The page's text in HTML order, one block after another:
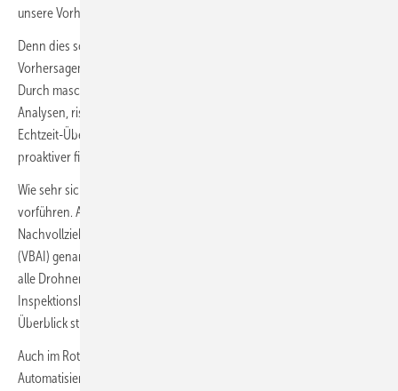
unsere Vorhersagemodelle eingespeist“ werden.
Denn dies soll die neue Zielrichtung im Service sein: Mit intelligenten
Vorhersagemodellen die Zeiten und Kosten der Wartung reduzieren.
Durch maschinelles Lernen, fortschrittliche Simulationen und
Analysen, risikobasierte Inspektionen, präventive Upgrades und
Echtzeit-Überwachung soll der Instandhaltungsdienst die Anlage
proaktiver fit halten und Schäden vorbeugen.
Wie sehr sich der Service im Detail verändert, wird SGRE also
vorführen. Als erstes sollen die Kunden aber mehr
Nachvollziehbarkeit gewinnen. Eine Visual Based Asset Integrity
(VBAI) genannte Plattform gewährleiste den Kunden den Zugriff auf
alle Drohneninspektionsbilder und Metadaten, lasse sie in
Inspektionsbilder hineinzoomen oder einen zusammengefassten
Überblick studieren, erklärt das Unternehmen.
Auch im Rotorblatt-Monitoring nimmt die Sicherheit durch
Automatisierung zu. So meldete nun Wölfel Engineering aus Hochberg